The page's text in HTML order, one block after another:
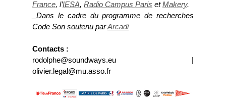
France, l’IESA, Radio Campus Paris etMakery.
_Dans le cadre du programme de recherches
Code Son soutenu parArcadi
Contacts :
rodolphe@soundways.eu |
olivier.legal@mu.asso.fr